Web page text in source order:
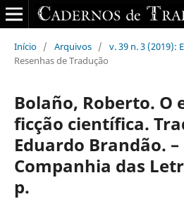
Início / Arquivos / v. 39 n. 3 (2019):
Resenhas de Tradução
Bolaño, Roberto. O
ficção científica.
Eduardo Brandão. –
Companhia das
p.